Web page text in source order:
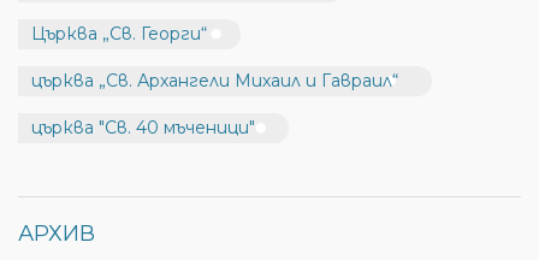
Църква „Св. Георги“
църква „Св. Архангели Михаил и Гавраил“
църква "Св. 40 мъченици"
АРХИВ